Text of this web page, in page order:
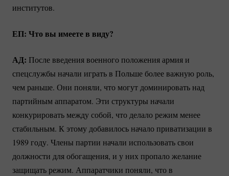
институтов.
ЕП: Что вы имеете в виду?
АД: После введения военного положения армия и
спецслужбы начали играть в Польше более важную роль,
чем раньше. Они поняли, что могут доминировать над
партийным аппаратом. Эти структуры начали
конкурировать между собой, что делало режим менее
стабильным. К этому добавилось начало приватизации в
1989 году. Члены партии начали использовать свои
должности для обогащения, и у них пропало желание
защищать режим. Аппаратчики поняли, что в